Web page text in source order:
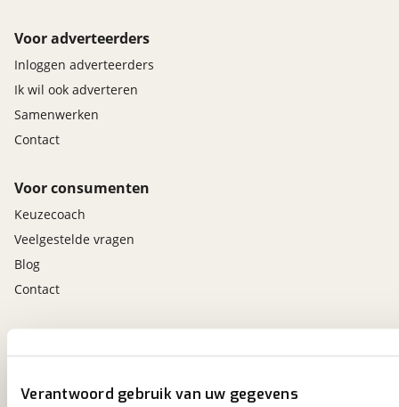
Verantwoord gebruik van uw gegevens
Voor adverteerders
Inloggen adverteerders
Ik wil ook adverteren
Samenwerken
Contact
Voor consumenten
Keuzecoach
Veelgestelde vragen
Blog
Contact
Download 'm nu.